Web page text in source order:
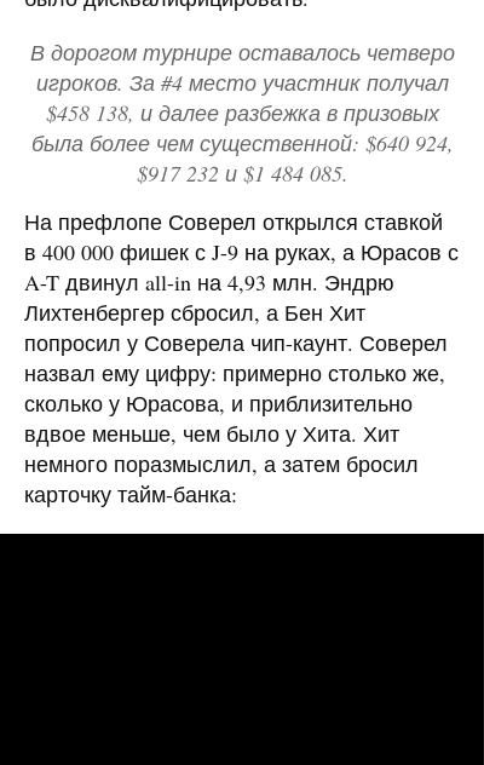
В дорогом турнире оставалось четверо
игроков. За #4 место участник получал
$458 138, и далее разбежка в призовых
была более чем существенной: $640 924,
$917 232 и $1 484 085.
На префлопе Соверел открылся ставкой
в 400 000 фишек с J-9 на руках, а Юрасов с
A-T двинул all-in на 4,93 млн. Эндрю
Лихтенбергер сбросил, а Бен Хит
попросил у Соверела чип-каунт. Соверел
назвал ему цифру: примерно столько же,
сколько у Юрасова, и приблизительно
вдвое меньше, чем было у Хита. Хит
немного поразмыслил, а затем бросил
карточку тайм-банка: